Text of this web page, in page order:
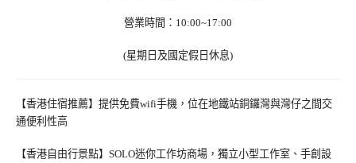
營業時間： 10:00~17:00
(星期日及國定假日休息)
【香港住宿推薦】提供免費wifi手機，位在地鐵站銅鑼灣與灣仔之間交
通便利性高
【香港自由行景點】SOLO迷你工作坊商場，獨立小型工作室、手創設